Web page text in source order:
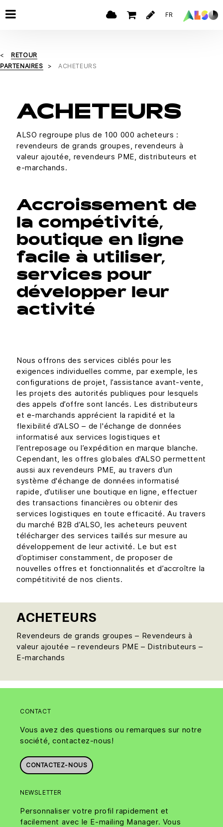
FR
RETOUR
PARTENAIRES
ACHETEURS
ACHETEURS
ALSO regroupe plus de 100 000 acheteurs :
revendeurs de grands groupes, revendeurs à
valeur ajoutée, revendeurs PME, distributeurs et
e-marchands.
Accroissement de
la compétivité,
boutique en ligne
facile à utiliser,
services pour
développer leur
activité
Nous offrons des services ciblés pour les
exigences individuelles comme, par exemple, les
configurations de projet, l’assistance avant-vente,
les projets des autorités publiques pour lesquels
des appels d’offre sont lancés. Les distributeurs
et e-marchands apprécient la rapidité et la
flexibilité d’ALSO – de l'échange de données
informatisé aux services logistiques et
l’entreposage ou l’expédition en marque blanche.
Cependant, les offres globales d’ALSO permettent
aussi aux revendeurs PME, au travers d’un
système d'échange de données informatisé
rapide, d’utiliser une boutique en ligne, effectuer
des transactions financières ou obtenir des
services logistiques en toute efficacité. Au travers
du marché B2B d’ALSO, les acheteurs peuvent
télécharger des services taillés sur mesure au
développement de leur activité. Le but est
d’optimiser constamment, de proposer de
nouvelles offres et fonctionnalités et d’accroître la
compétitivité de nos clients.
ACHETEURS
Revendeurs de grands groupes – Revendeurs à
valeur ajoutée – revendeurs PME – Distributeurs –
E-marchands
CONTACT
Vous avez des questions ou remarques sur notre
société, contactez-nous!
CONTACTEZ-NOUS
NEWSLETTER
Personnaliser votre profil rapidement et
facilement avec le E-mailing Manager. Vous